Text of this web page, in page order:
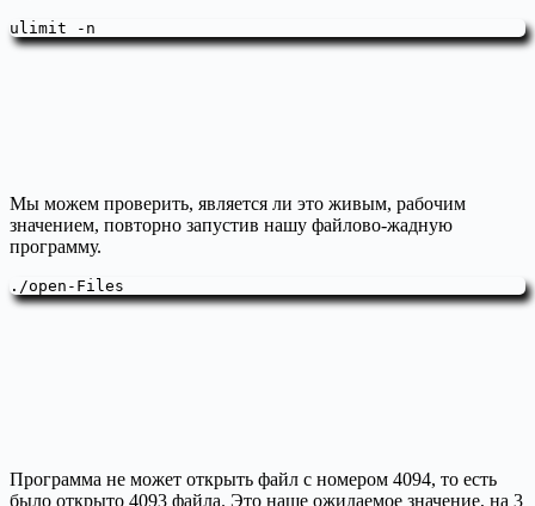
ulimit -n
Мы можем проверить, является ли это живым, рабочим
значением, повторно запустив нашу файлово-жадную
программу.
./open-Files
Программа не может открыть файл с номером 4094, то есть
было открыто 4093 файла. Это наше ожидаемое значение, на 3